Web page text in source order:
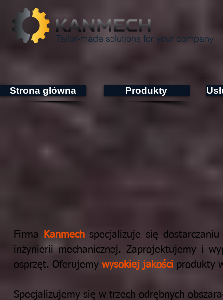
Tailor-made solutions for your company
Strona główna Produkty
Firma Kanmechspecjalizuje się dostarczaniu
inżynierii mechanicznej.Zaprojektujemy i
osprzęt. Oferujemy wysokiej jakości produkty
Specjalizujemy się w trzech odrębnych